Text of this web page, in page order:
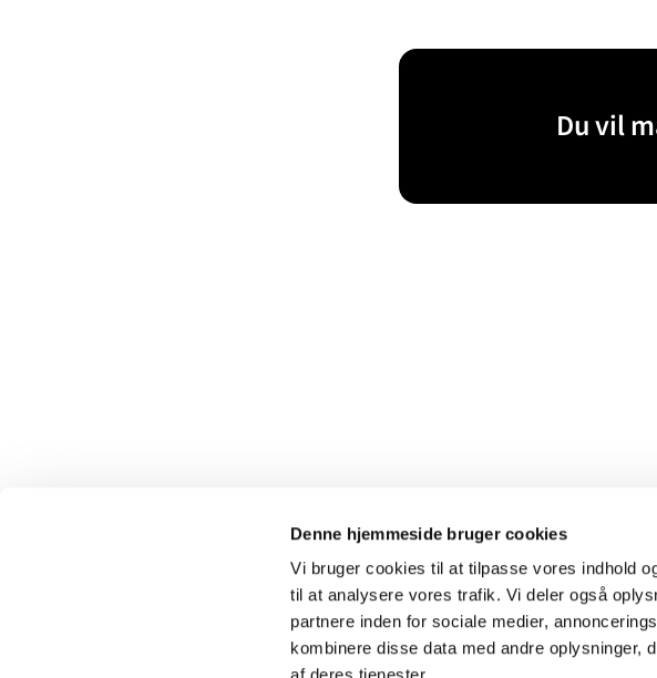
Denne hjemmeside bruger cookies
Vi bruger cookies til at tilpasse vores indhold
til at analysere vores trafik. Vi deler også
partnere inden for sociale medier,
kombinere disse data med andre oplysninger,
Du vil